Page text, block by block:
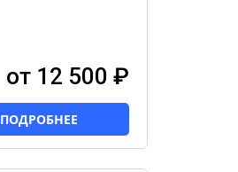
от 12 500 ₽
ПОДРОБНЕЕ